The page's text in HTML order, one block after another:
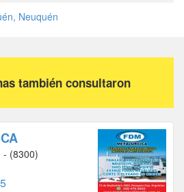
también consultaron
- (8300)